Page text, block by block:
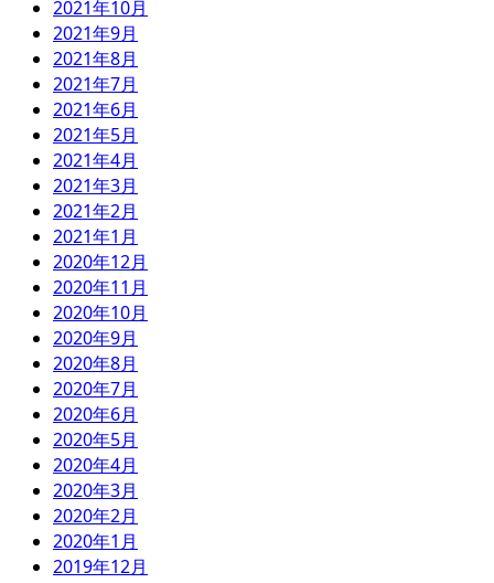
2021年10月
2021年9月
2021年8月
2021年7月
2021年6月
2021年5月
2021年4月
2021年3月
2021年2月
2021年1月
2020年12月
2020年11月
2020年10月
2020年9月
2020年8月
2020年7月
2020年6月
2020年5月
2020年4月
2020年3月
2020年2月
2020年1月
2019年12月